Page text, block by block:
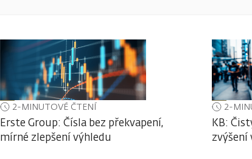
2-MINUTOVÉ ČTENÍ
Erste Group: Čísla bez překvapení,
mírné zlepšení výhledu
2-
KB:
zvýšení